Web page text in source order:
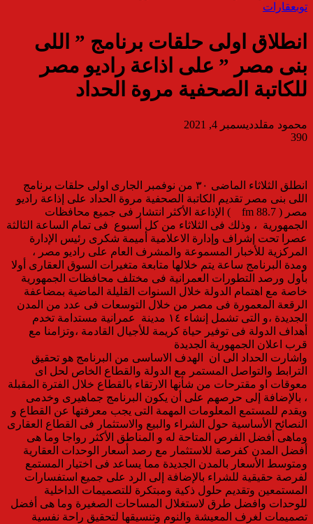
توبعقارات
انطلاق اولى حلقات برنامج ” اللى
بنى مصر ” على اذاعة راديو مصر
للكاتبة الصحفية مروة الحداد
محمود مقلدديسمبر 4, 2021
390
انطلق الثلاثاء الماضى ٣٠ من نوفمبر الجارى اولى حلقات برنامج
اللى بنى مصر تقديم الكاتبة الصحفية مروة الحداد على إذاعة راديو
مصر ( 88.7 fm ) الإذاعة الأكثر انتشار فى جميع محافظات
الجمهورية ، وذلك فى الثلاثاء من كل أسبوع فى تمام الساعة الثالثة
عصرا تحت إشراف وإدارة الاعلامية أميمة شكرى رئيس الإدارة
المركزية للأخبار المسموعة والمشرف العام على راديو مصر ،
ومدة البرنامج ساعة يتم خلالها متابعة متغيرات السوق العقارى أولا
بأول ورصد التطورات العمرانية فى مختلف محافظات الجمهورية
خاصة مع اهتمام الدولة خلال السنوات القليلة الماضية بمضاعفة
الرقعة المعمورة فى مصر من خلال التوسعات فى عدد من المدن
الجديدة ،و التى تشمل إنشاء ١٤ مدينة عمرانية مستدامة تخدم
أهداف الدولة فى توفير حياة كريمة للأجيال القادمة ،وتزامنا مع
قرب اعلان الجمهورية الجديدة
واشارت الحداد الى ان الهدف الاساسى من البرنامج هو تحقيق
الترابط والتواصل المستمر مع الدولة والقطاع الخاص لحل اى
معوقات او مقترحات من شأنها الارتقاء بالقطاع خلال الفترة المقبلة
، بالإضافة إلى حرصهم على أن يكون البرنامج جماهيرى وخدمى
ويقدم للمستمع المعلومات المهمة التى يجب معرفتها عن القطاع و
النصائح الأساسية حول الشراء والبيع والاستثمار فى القطاع العقارى
وماهى أفضل الفرص المتاحة له و المناطق الأكثر رواجا وما هى
أفضل المدن كفرصة للاستثمار مع رصد أسعار الوحدات العقارية
ومتوسط الأسعار بالمدن الجديدة مما يساعد فى اختيار المستمع
لفرصة حقيقية للشراء بالإضافة إلى الرد على جميع استفسارات
المستمعين وتقديم حلول ذكية ومبتكرة للتصميمات الداخلية
للوحدات وافضل طرق لاستغلال المساحات الصغيرة وما هى أفضل
تصميمات لغرف المعيشة والنوم وتنسيقها لتحقيق راحة نفسية